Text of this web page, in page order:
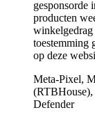
gesponsorde
producten
winkelgedrag
toestemming
op deze
Meta-Pixel,
(RTBHouse),
Defender